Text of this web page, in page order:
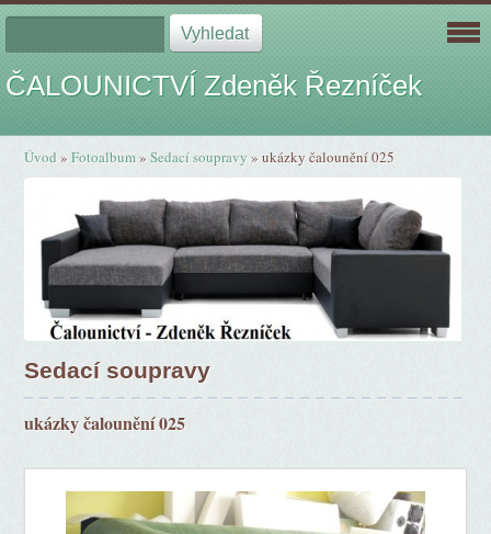
ČALOUNICTVÍ Zdeněk Řezníček
Úvod »Fotoalbum»Sedací soupravy »ukázky čalounění 025
Sedací soupravy
ukázky čalounění 025